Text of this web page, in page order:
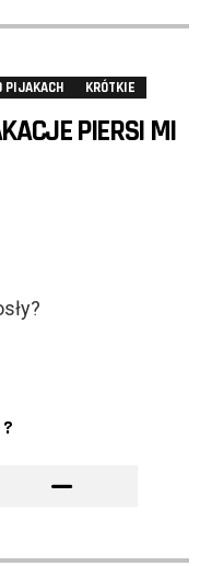
PIJAKACH KRÓTKIE
PIERSI MI